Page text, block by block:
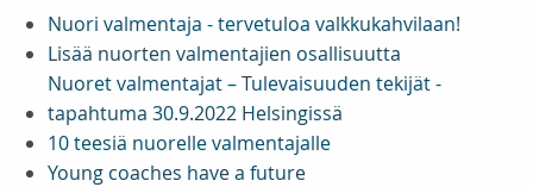
Nuori valmentaja - tervetuloa valkkukahvilaan!
Lisää nuorten valmentajien osallisuutta
Nuoret valmentajat – Tulevaisuuden tekijät -
tapahtuma 30.9.2022 Helsingissä
10 teesiä nuorelle valmentajalle
Young coaches have a future